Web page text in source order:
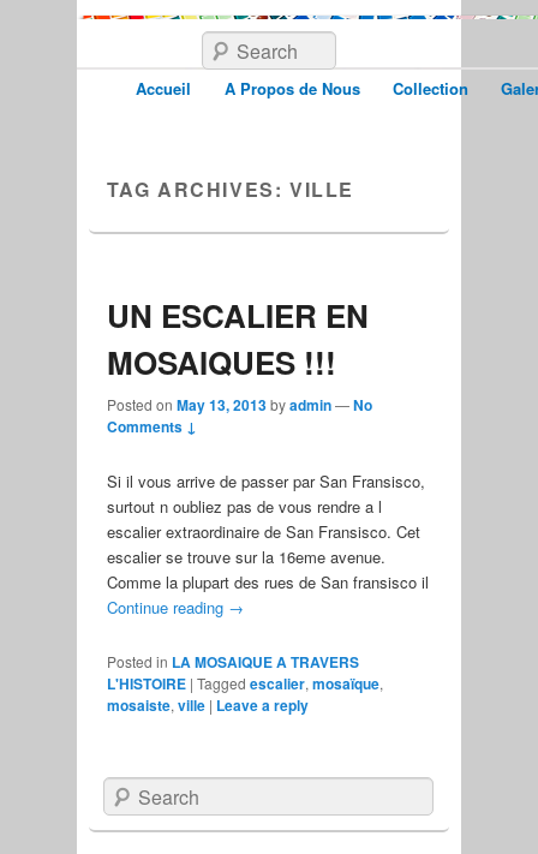
Accueil A Propos de Nous Collection
Search
TAG ARCHIVES:VILLE
UN ESCALIER EN
MOSAIQUES !!!
Posted on May 13, 2013byadmin—No
Comments ↓
Si il vous arrive de passer par San Fransisco,
surtout n oubliez pas de vous rendre a l
escalier extraordinaire de San Fransisco. Cet
escalier se trouve sur la 16eme avenue.
Comme la plupart des rues de San fransisco il
Continue reading →
Posted in LA MOSAIQUE A TRAVERS
L'HISTOIRE | Tagged escalier, mosaïque,
mosaiste, ville | Leave a reply
Search